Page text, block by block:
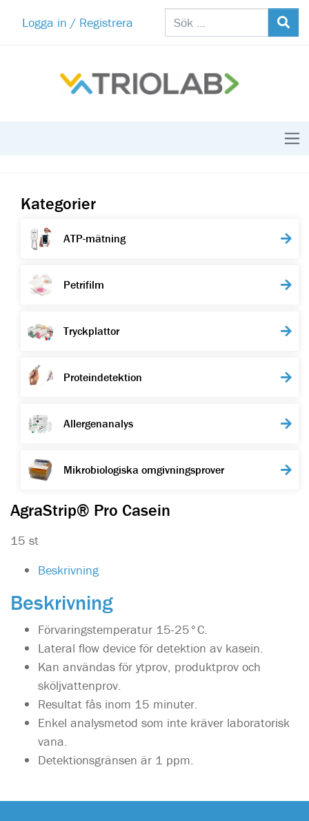
Logga in / Registrera
Kategorier
ATP-mätning
Petrifilm
Tryckplattor
Proteindetektion
Allergenanalys
Mikrobiologiska omgivningsprover
AgraStrip® Pro Casein
15 st
Beskrivning
Beskrivning
Förvaringstemperatur 15-25°C.
Lateral flow device för detektion av kasein.
Kan användas för ytprov, produktprov och
sköljvattenprov.
Resultat fås inom 15 minuter.
Enkel analysmetod som inte kräver laboratorisk
vana.
Detektionsgränsen är 1 ppm.